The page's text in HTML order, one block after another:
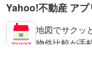
Yahoo!不動産 アプ
地図でサクッ
物件比較が手